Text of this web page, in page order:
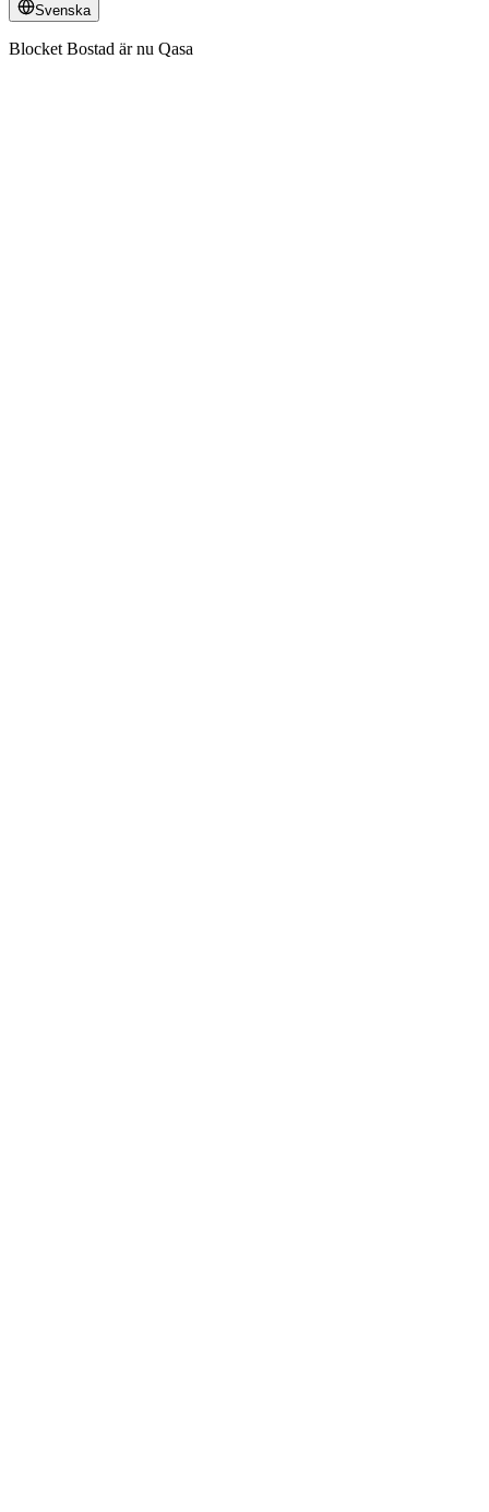
Svenska
Blocket Bostad är nu Qasa